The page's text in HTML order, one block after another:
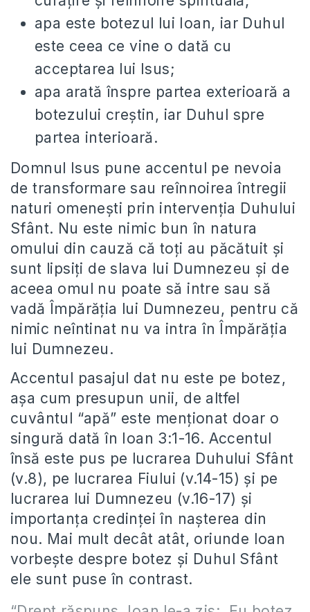
apa este botezul lui Ioan, iar Duhul
este ceea ce vine o dată cu
acceptarea lui Isus;
apa arată înspre partea exterioară a
botezului creștin, iar Duhul spre
partea interioară.
Domnul Isus pune accentul pe nevoia
de transformare sau reînnoirea întregii
naturi omenești prin intervenția Duhului
Sfânt. Nu este nimic bun în natura
omului din cauză că toți au păcătuit și
sunt lipsiți de slava lui Dumnezeu și de
aceea omul nu poate să intre sau să
vadă Împărăția lui Dumnezeu, pentru că
nimic neîntinat nu va intra în Împărăția
lui Dumnezeu.
Accentul pasajul dat nu este pe botez,
așa cum presupun unii, de altfel
cuvântul “apă” este menționat doar o
singură dată în Ioan 3:1-16. Accentul
însă este pus pe lucrarea Duhului Sfânt
(v.8), pe lucrarea Fiului (v.14-15) și pe
lucrarea lui Dumnezeu (v.16-17) și
importanța credinței în nașterea din
nou. Mai mult decât atât, oriunde Ioan
vorbește despre botez și Duhul Sfânt
ele sunt puse în contrast.